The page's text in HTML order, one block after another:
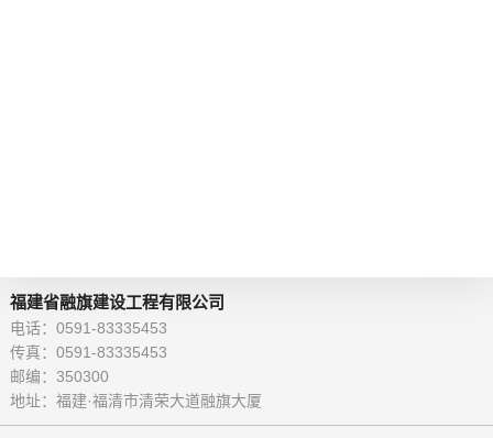
福建省融旗建设工程有限公司
电话：0591-83335453
传真：0591-83335453
邮编：350300
地址：福建·福清市清荣大道融旗大厦